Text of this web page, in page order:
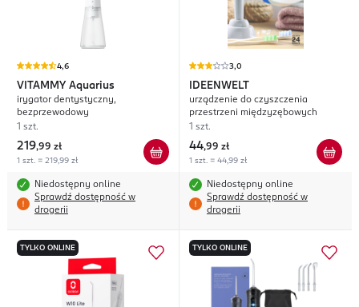
4,6
VITAMMY Aquarius
irygator dentystyczny,
bezprzewodowy
1 szt.
219,99 zł
1 szt. = 219,99 zł
Niedostępny online
Sprawdź dostępność w
drogerii
3,0
IDEENWELT
urządzenie do czyszczenia
przestrzeni międzyzębowych
1 szt.
44,99 zł
1 szt. = 44,99 zł
Niedostępny online
Sprawdź dostępność w
drogerii
TYLKO ONLINE TYLKO ONLINE